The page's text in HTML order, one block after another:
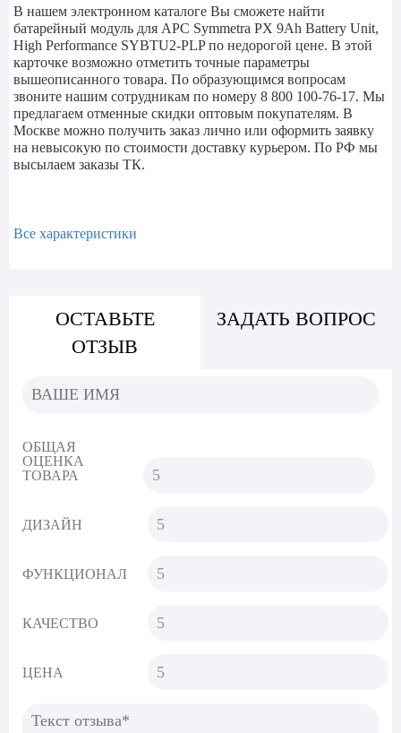
В нашем электронном каталоге Вы сможете найти
батарейный модуль для APC Symmetra PX 9Ah Battery Unit,
High Performance SYBTU2-PLP по недорогой цене. В этой
карточке возможно отметить точные параметры
вышеописанного товара. По образующимся вопросам
звоните нашим сотрудникам по номеру 8 800 100-76-17. Мы
предлагаем отменные скидки оптовым покупателям. В
Москве можно получить заказ лично или оформить заявку
на невысокую по стоимости доставку курьером. По РФ мы
высылаем заказы ТК.
Все характеристики
ОСТАВЬТЕ
ОТЗЫВ
ЗАДАТЬ ВОПРОС
ОБЩАЯ
ОЦЕНКА
ТОВАРА
ДИЗАЙН
ФУНКЦИОНАЛ
КАЧЕСТВО
ЦЕНА